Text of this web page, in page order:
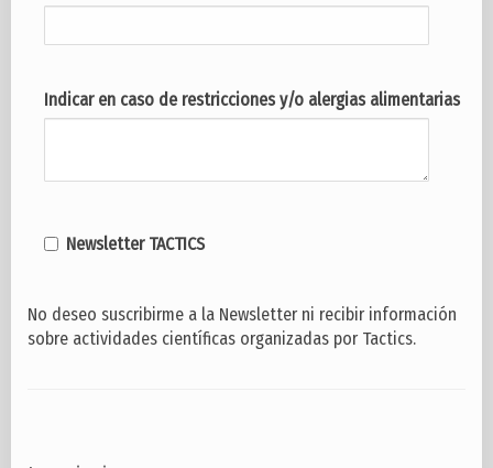
Indicar en caso de restricciones y/o alergias alimentarias
Newsletter TACTICS
No deseo suscribirme a la Newsletter ni recibir información
sobre actividades científicas organizadas por Tactics.